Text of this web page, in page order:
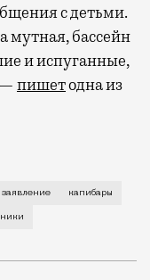
с детьми.
мутная, бассейн
и испуганные,
— пишетодна из
кафе с
заявление капибары